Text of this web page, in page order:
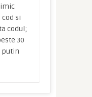
si
codul;
30
putin